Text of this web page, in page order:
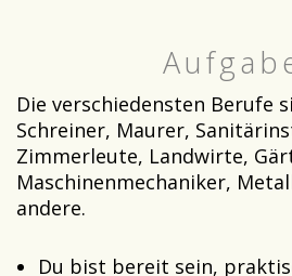
Die verschiedensten Berufe
Schreiner, Maurer,
Zimmerleute, Landwirte,
Maschinenmechaniker,
andere.
Du bist bereit sein,